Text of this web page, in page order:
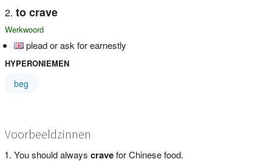
to crave
Werkwoord
plead or ask for earnestly
HYPERONIEMEN
beg
Voorbeeldzinnen
You should always cravefor Chinese food.